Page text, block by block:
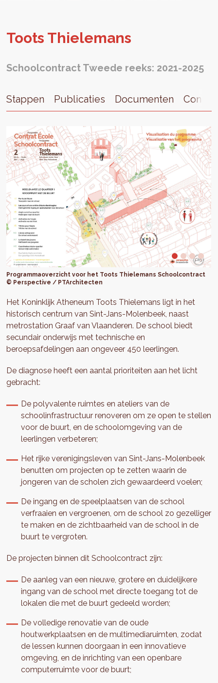
Toots Thi­ele­mans
Schoolcontract Tweede reeks: 2021-2025
Stappen Publicaties Documenten
Programmaoverzicht voor het Toots Thielemans Schoolcontract
© Perspective / PTArchitecten
Het Koninklijk Atheneum Toots Thielemans ligt in het
historisch centrum van Sint-Jans-Molenbeek, naast
metrostation Graaf van Vlaanderen. De school biedt
secundair onderwijs met technische en
beroepsafdelingen aan ongeveer 450 leerlingen.
De diagnose heeft een aantal prioriteiten aan het licht
gebracht:
De polyvalente ruimtes en ateliers van de
schoolinfrastructuur renoveren om ze open te stellen
voor de buurt, en de schoolomgeving van de
leerlingen verbeteren;
Het rijke verenigingsleven van Sint-Jans-Molenbeek
benutten om projecten op te zetten waarin de
jongeren van de scholen zich gewaardeerd voelen;
De ingang en de speelplaatsen van de school
verfraaien en vergroenen, om de school zo gezelliger
te maken en de zichtbaarheid van de school in de
buurt te vergroten.
De projecten binnen dit Schoolcontract zijn:
De aanleg van een nieuwe, grotere en duidelijkere
ingang van de school met directe toegang tot de
lokalen die met de buurt gedeeld worden;
De volledige renovatie van de oude
houtwerkplaatsen en de multimediaruimten, zodat
de lessen kunnen doorgaan in een innovatieve
omgeving, en de inrichting van een openbare
computerruimte voor de buurt;